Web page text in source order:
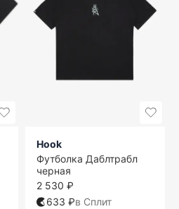
Hook
Футболка Даблтрабл
черная
2 530 ₽
633 ₽в Сплит